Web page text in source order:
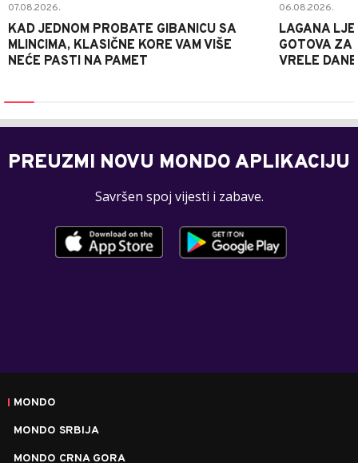
07.08.2026.
KAD JEDNOM PROBATE GIBANICU SA
MLINCIMA, KLASIČNE KORE VAM VIŠE
NEĆE PASTI NA PAMET
06.08.2026.
LAGANA
GOTOVA ZA
VRELE DANE
PREUZMI NOVU MONDO APLIKACIJU
Savršen spoj vijesti i zabave.
MONDO
MONDO SRBIJA
MONDO CRNA GORA